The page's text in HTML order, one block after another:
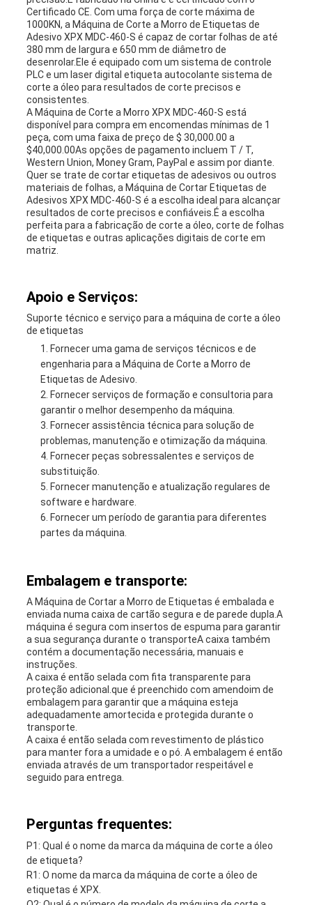
Certificado CE. Com uma força de corte máxima de
1000KN, a Máquina de Corte a Morro de Etiquetas de
Adesivo XPX MDC-460-S é capaz de cortar folhas de até
380 mm de largura e 650 mm de diâmetro de
desenrolar.Ele é equipado com um sistema de controle
PLC e um laser digital etiqueta autocolante sistema de
corte a óleo para resultados de corte precisos e
consistentes.
A Máquina de Corte a Morro XPX MDC-460-S está
disponível para compra em encomendas mínimas de 1
peça, com uma faixa de preço de $ 30,000.00 a
$40,000.00As opções de pagamento incluem T / T,
Western Union, Money Gram, PayPal e assim por diante.
Quer se trate de cortar etiquetas de adesivos ou outros
materiais de folhas, a Máquina de Cortar Etiquetas de
Adesivos XPX MDC-460-S é a escolha ideal para alcançar
resultados de corte precisos e confiáveis.É a escolha
perfeita para a fabricação de corte a óleo, corte de folhas
de etiquetas e outras aplicações digitais de corte em
matriz.
Apoio e Serviços:
Suporte técnico e serviço para a máquina de corte a óleo
de etiquetas
Fornecer uma gama de serviços técnicos e de
engenharia para a Máquina de Corte a Morro de
Etiquetas de Adesivo.
Fornecer serviços de formação e consultoria para
garantir o melhor desempenho da máquina.
Fornecer assistência técnica para solução de
problemas, manutenção e otimização da máquina.
Fornecer peças sobressalentes e serviços de
substituição.
Fornecer manutenção e atualização regulares de
software e hardware.
Fornecer um período de garantia para diferentes
partes da máquina.
Embalagem e transporte:
A Máquina de Cortar a Morro de Etiquetas é embalada e
enviada numa caixa de cartão segura e de parede dupla.A
máquina é segura com insertos de espuma para garantir
a sua segurança durante o transporteA caixa também
contém a documentação necessária, manuais e
instruções.
A caixa é então selada com fita transparente para
proteção adicional.que é preenchido com amendoim de
embalagem para garantir que a máquina esteja
adequadamente amortecida e protegida durante o
transporte.
A caixa é então selada com revestimento de plástico
para manter fora a umidade e o pó. A embalagem é então
enviada através de um transportador respeitável e
seguido para entrega.
Perguntas frequentes:
P1: Qual é o nome da marca da máquina de corte a óleo
de etiqueta?
R1: O nome da marca da máquina de corte a óleo de
etiquetas é XPX.